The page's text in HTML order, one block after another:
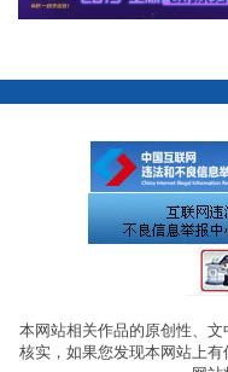
本网站相关作品的原创性、
核实，如果您发现本网站上